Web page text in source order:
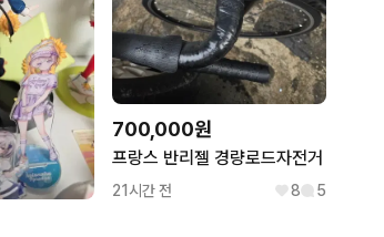
700,000원
프랑스 반리젤 경량로드자전거
21시간 전 8 5